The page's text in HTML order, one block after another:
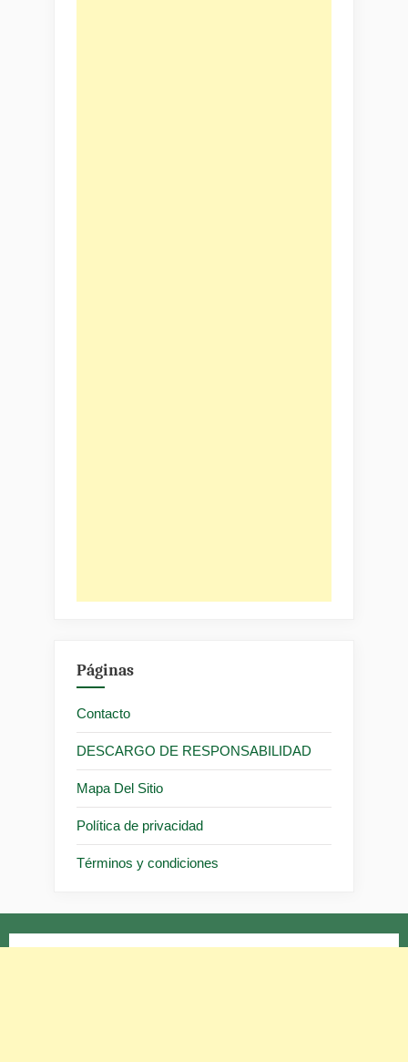
Páginas
Contacto
DESCARGO DE RESPONSABILIDAD
Mapa Del Sitio
Política de privacidad
Términos y condiciones